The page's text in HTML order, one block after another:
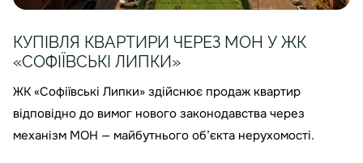
КУПІВЛЯ КВАРТИРИ ЧЕРЕЗ МОН У ЖК
«СОФІЇВСЬКІ ЛИПКИ»
ЖК «Софіївські Липки» здійснює продаж квартир
відповідно до вимог нового законодавства через
механізм МОН — майбутнього об’єкта нерухомості.